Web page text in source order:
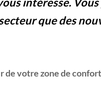
que des
de votre zone de confort